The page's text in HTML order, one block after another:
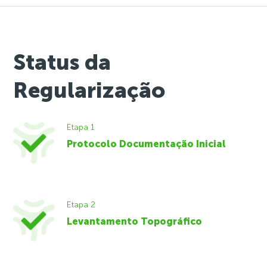
Status da
Regularização
Etapa 1
Protocolo Documentação Inicial
Etapa 2
Levantamento Topográfico